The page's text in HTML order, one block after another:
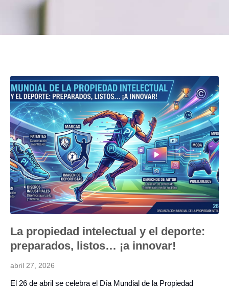
La propiedad intelectual y el deporte:
preparados, listos… ¡a innovar!
abril 27, 2026
El 26 de abril se celebra el Día Mundial de la Propiedad